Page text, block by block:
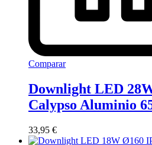
Comparar
Downlight LED
Calypso Aluminio
33,95 €